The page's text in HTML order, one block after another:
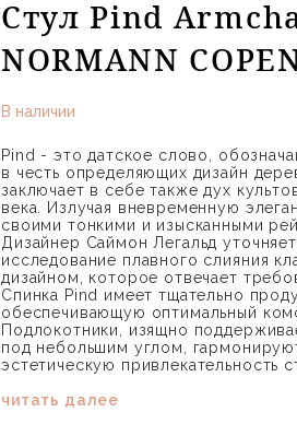
Стул Pind
NORMANN
В наличии
Pind - это датское слово,
в честь определяющих дизайн
заключает в себе также дух
века. Излучая вневременную
своими тонкими и изысканными
Дизайнер Саймон Легальд
исследование плавного слияния
дизайном, которое отвечает
Спинка Pind имеет тщательно
обеспечивающую оптимальный
Подлокотники, изящно
под небольшим углом,
эстетическую привлекательность
читать далее